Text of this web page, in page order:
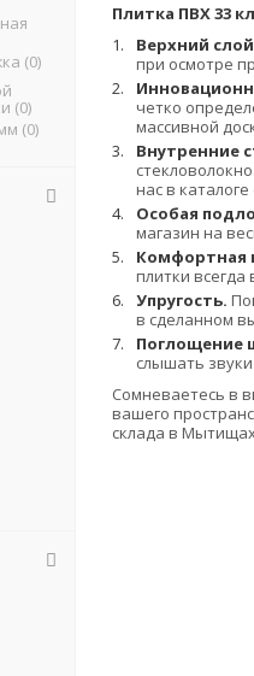
Плитка ПВХ 33
Верхний
при осмотре
четко
массивной
Внутренние
нас в
Особая
магазин на
Комфортная
плитки
Упругость.
в сделанном
Поглощение
слышать
Сомневаетесь в
вашего
склада в
(0)
(0)
(0)